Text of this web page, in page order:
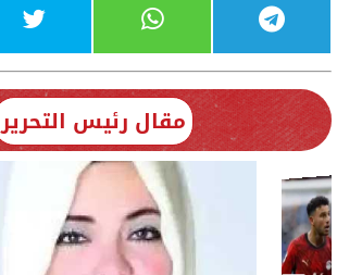
مقال رئيس التحرير